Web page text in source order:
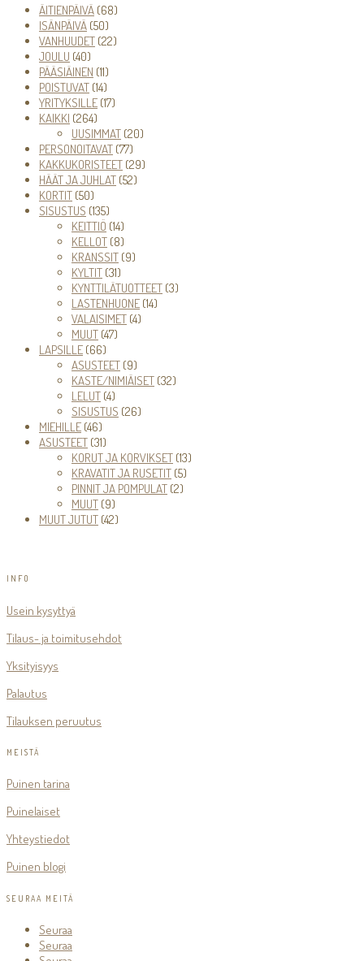
ÄITIENPÄIVÄ 6868
ISÄNPÄIVÄ 5050
tuotetta
VANHUUDET 2222
JOULU 4040
tuotetta
PÄÄSIÄINEN 1111
tuotetta
POISTUVAT 1414
tuotetta
YRITYKSILLE 1717
KAIKKI 264264
tuotetta
UUSIMMAT 2020
PERSONOITAVAT 7777
tuotetta
KAKKUKORISTEET 2929
HÄÄT JA JUHLAT 5252
KORTIT 5050
tuotetta
SISUSTUS 135135
tuotetta
KEITTIÖ 1414
tuotetta
KELLOT 88
tuotetta
KRANSSIT 99
KYLTIT 3131
tuotetta
KYNTTILÄTUOTTEET 33
LASTENHUONE 1414
VALAISIMET 44
MUUT 4747
LAPSILLE 6666
tuotetta
ASUSTEET 99
tuotetta
KASTE/NIMIÄISET 3232
LELUT 44
tuotetta
SISUSTUS 2626
MIEHILLE 4646
tuotetta
ASUSTEET 3131
tuotetta
KORUT JA KORVIKSET 1313
KRAVATIT JA RUSETIT 55
tuotetta
PINNIT JA POMPULAT 22
MUUT 99
tuotetta
MUUT JUTUT 4242
INFO
Usein kysyttyä
Tilaus- ja toimitusehdot
Yksityisyys
Palautus
Tilauksen peruutus
MEISTÄ
Puinen tarina
Puinelaiset
Yhteystiedot
Puinen blogi
SEURAA MEITÄ
Seuraa
Seuraa